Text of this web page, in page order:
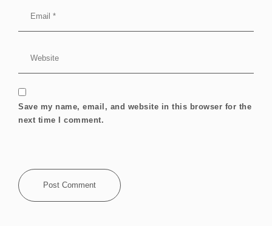
Save my name, email, and website in this browser for the
next time I comment.